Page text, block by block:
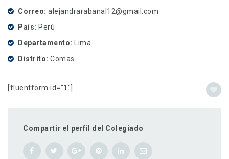
Correo alejandrarabanal12@gmail.com
País Perú
Departamento Lima
Distrito Comas
[fluentform id="1"]
Compartir el perfil del Colegiado